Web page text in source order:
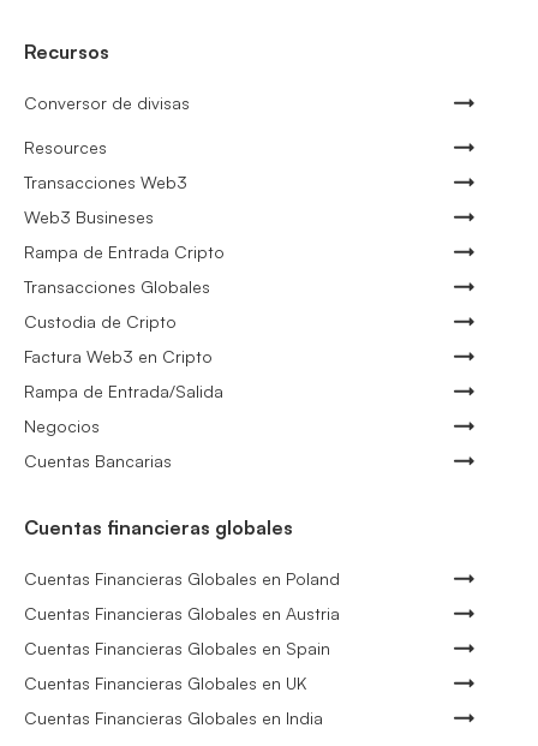
Recursos
Conversor de divisas
Resources
Transacciones Web3
Web3 Busineses
Rampa de Entrada Cripto
Transacciones Globales
Custodia de Cripto
Factura Web3 en Cripto
Rampa de Entrada/Salida
Negocios
Cuentas Bancarias
Cuentas financieras globales
Cuentas Financieras Globales en Poland
Cuentas Financieras Globales en Austria
Cuentas Financieras Globales en Spain
Cuentas Financieras Globales en UK
Cuentas Financieras Globales en India